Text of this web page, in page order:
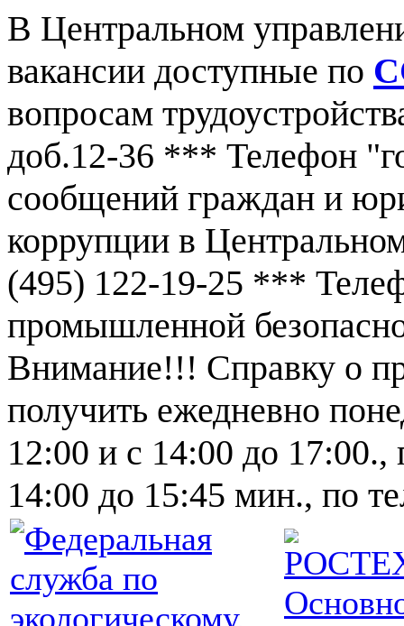
В Центральном
вакансии доступные по
вопросам
доб.12-36 *** Телефон
сообщений граждан и
коррупции в
(495) 122-19-25 ***
промышленной
Внимание!!! Справку о
получить ежедневно
12:00 и с 14:00 до 17:00.,
14:00 до 15:45 мин., по